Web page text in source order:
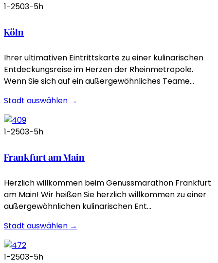
1-2503-5h
Köln
Ihrer ultimativen Eintrittskarte zu einer kulinarischen
Entdeckungsreise im Herzen der Rheinmetropole.
Wenn Sie sich auf ein außergewöhnliches Teame…
Stadt auswählen →
1-2503-5h
Frankfurt am Main
Herzlich willkommen beim Genussmarathon Frankfurt
am Main! Wir heißen Sie herzlich willkommen zu einer
außergewöhnlichen kulinarischen Ent…
Stadt auswählen →
1-2503-5h